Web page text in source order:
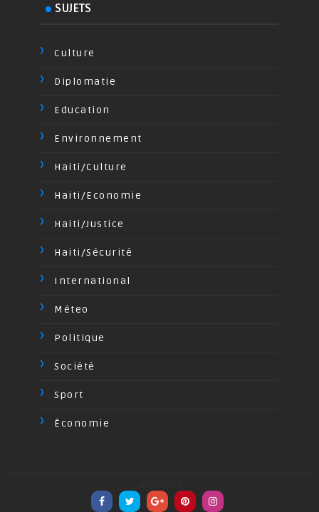
SUJETS
Culture
Diplomatie
Education
Environnement
Haiti/Culture
Haiti/Economie
Haiti/Justice
Haiti/Sécurité
International
Méteo
Politique
Société
Sport
Économie